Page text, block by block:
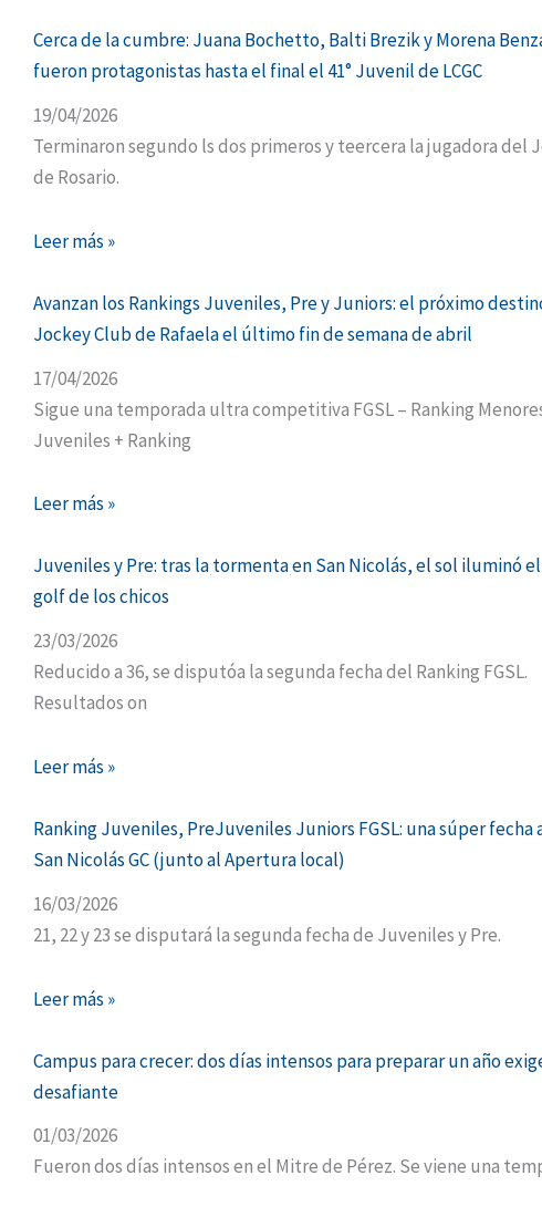
Cerca de la cumbre: Juana Bochetto, Balti Brezik y Morena
fueron protagonistas hasta el final el 41° Juvenil de LCGC
19/04/2026
Terminaron segundo ls dos primeros y teercera la jugadora del
de Rosario.
Leer más »
Avanzan los Rankings Juveniles, Pre y Juniors: el próximo
Jockey Club de Rafaela el último fin de semana de abril
17/04/2026
Sigue una temporada ultra competitiva FGSL – Ranking
Juveniles + Ranking
Leer más »
Juveniles y Pre: tras la tormenta en San Nicolás, el sol iluminó
golf de los chicos
23/03/2026
Reducido a 36, se disputóa la segunda fecha del Ranking FGSL.
Resultados on
Leer más »
Ranking Juveniles, PreJuveniles Juniors FGSL: una súper fecha
San Nicolás GC (junto al Apertura local)
16/03/2026
21, 22 y 23 se disputará la segunda fecha de Juveniles y Pre.
Leer más »
Campus para crecer: dos días intensos para preparar un año
desafiante
01/03/2026
Fueron dos días intensos en el Mitre de Pérez. Se viene una